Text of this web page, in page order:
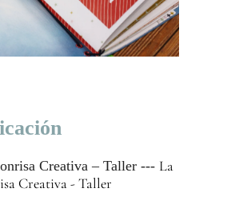
Creativa – Taller --- La
Creativa - Taller